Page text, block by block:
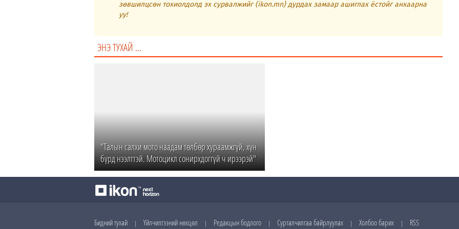
зөвшилцсөн тохиолдолд эх сурвалжийг (ikon.mn) дурдах замаар ашиглах ёстойг анхаарна
уу!
ЭНЭ ТУХАЙ ...
"Талын салхи мото наадам төлбөр хураамжгүй, хүн
бүрд нээлттэй. Мотоцикл сонирхдоггүй ч ирээрэй"
Бидний тухай | Үйлчилгээний нөхцөл | Редакцын бодлого | Сурталчилгаа байрлуулах | Холбоо барих | RSS